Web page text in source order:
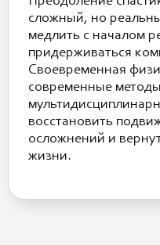
сложный, но
медлить с началом
придерживаться
Своевременная
современные
восстановить
осложнений и
жизни.